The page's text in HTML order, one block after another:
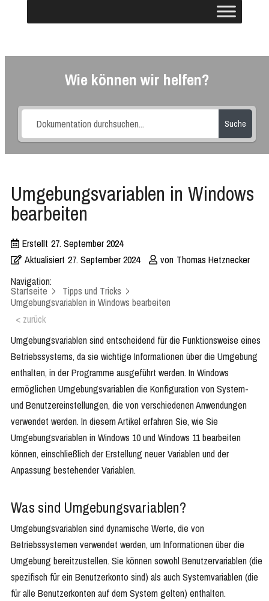
Wie können wir helfen?
Suche
Umgebungsvariablen in Windows
bearbeiten
Erstellt 27. September 2024
Aktualisiert 27. September 2024 von Thomas Hetznecker
Navigation:
Startseite
Tipps und Tricks
Umgebungsvariablen in Windows bearbeiten
< zurück
Umgebungsvariablen sind entscheidend für die Funktionsweise eines
Betriebssystems, da sie wichtige Informationen über die Umgebung
enthalten, in der Programme ausgeführt werden. In Windows
ermöglichen Umgebungsvariablen die Konfiguration von System-
und Benutzereinstellungen, die von verschiedenen Anwendungen
verwendet werden. In diesem Artikel erfahren Sie, wie Sie
Umgebungsvariablen in Windows 10 und Windows 11 bearbeiten
können, einschließlich der Erstellung neuer Variablen und der
Anpassung bestehender Variablen.
Was sind Umgebungsvariablen?
Umgebungsvariablen sind dynamische Werte, die von
Betriebssystemen verwendet werden, um Informationen über die
Umgebung bereitzustellen. Sie können sowohl Benutzervariablen (die
spezifisch für ein Benutzerkonto sind) als auch Systemvariablen (die
für alle Benutzerkonten auf dem System gelten) enthalten.